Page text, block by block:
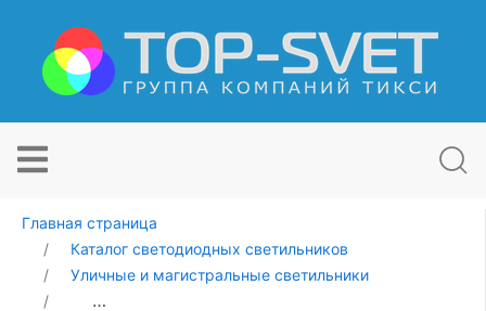
Главная страница
Каталог светодиодных светильников
Уличные и магистральные светильники
Уличный светодиодный светильник TOP-SVET-TS-